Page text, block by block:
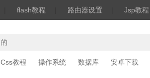
flash教程 路由器设置 Jsp教程
Css教程 操作系统 数据库 安卓下载